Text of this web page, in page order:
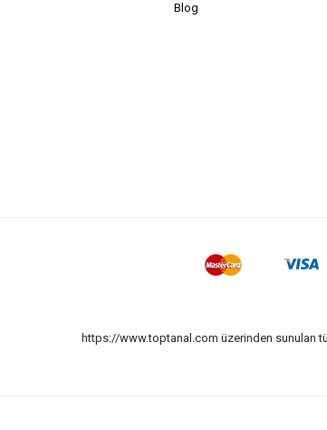
Blog
https://www.toptanal.com üzerinden sunulan